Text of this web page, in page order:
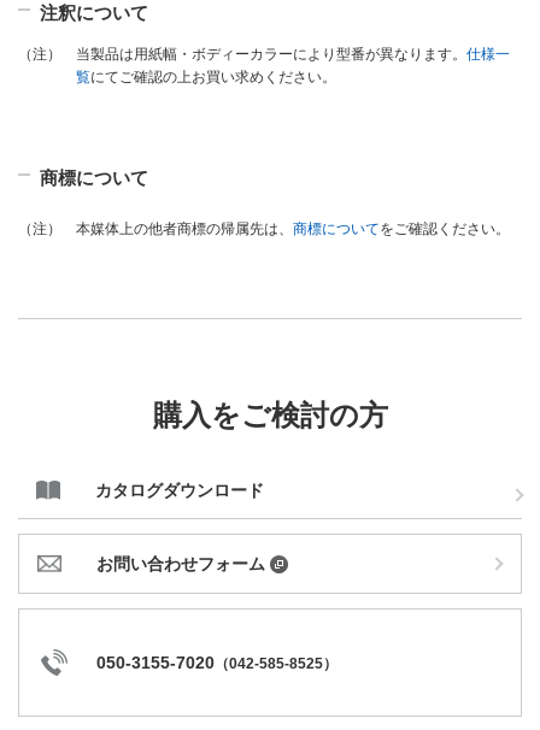
注釈について
（注） 当製品は用紙幅・ボディーカラーにより型番が異なります。 仕様一
覧にてご確認の上お買い求めください。
商標について
（注） 本媒体上の他者商標の帰属先は、 商標についてをご確認ください。
購入をご検討の方
カタログダウンロード
お問い合わせフォーム
050-3155-7020 （042-585-8525）